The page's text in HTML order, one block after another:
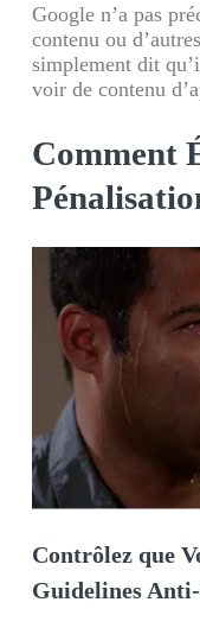
Google n’a pas
contenu ou
simplement dit
voir de contenu
Comment
Contrôlez que
Guidelines